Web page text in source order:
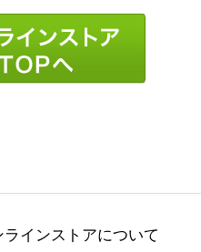
インストアについて